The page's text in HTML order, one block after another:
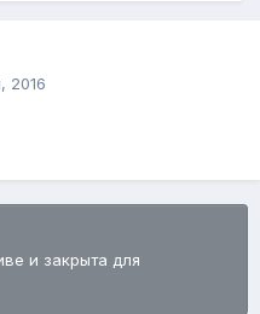
2016
и закрыта для